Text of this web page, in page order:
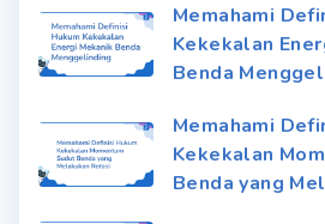
Memahami
Kekekalan
Benda
Memahami
Kekekalan
Benda yang